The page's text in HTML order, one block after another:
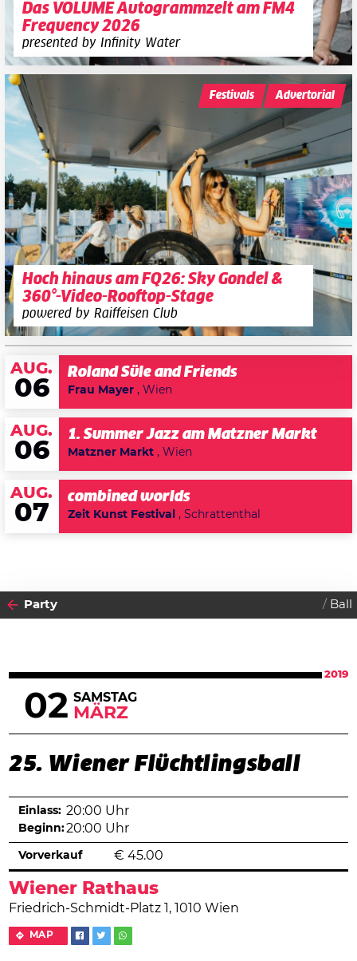
Das VOLUME Autogrammzelt am FM4
Frequency 2026
presented by Infinity Water
Hoch hinaus am FQ26: Sky Gondel &
360°-Video-Rooftop-Stage
powered by Raiffeisen Club
Festivals Advertorial
AUG.
06
Roland Süle and Friends
Frau Mayer , Wien
AUG.
06
1. Summer Jazz am Matzner Markt
Matzner Markt , Wien
AUG.
07
combined worlds
Zeit Kunst Festival , Schrattenthal
Party Ball
2019
02 SAMSTAG
MÄRZ
25. Wiener Flüchtlingsball
Wiener Rathaus
Friedrich-Schmidt-Platz 1, 1010 Wien
MAP
Einlass: 20:00 Uhr
Beginn:20:00 Uhr
Vorverkauf € 45.00